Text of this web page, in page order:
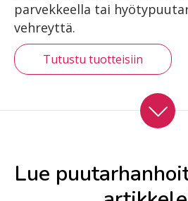
parvekkeella tai
vehreyttä.
Tutustu tuotteisiin
Lue